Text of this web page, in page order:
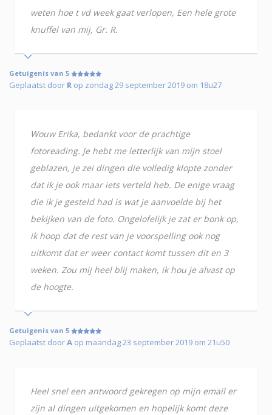
weten hoe t vd week gaat verlopen, Een hele grote
knuffel van mij, Gr. R.
Getuigenis van 5
Geplaatst door R op zondag 29 september 2019 om 18u27
Wouw Erika, bedankt voor de prachtige
fotoreading. Je hebt me letterlijk van mijn stoel
geblazen, je zei dingen die volledig klopte zonder
dat ik je ook maar iets verteld heb. De enige vraag
die ik je gesteld had is wat je aanvoelde bij het
bekijken van de foto. Ongelofelijk je zat er bonk op,
ik hoop dat de rest van je voorspelling ook nog
uitkomt dat er weer contact komt tussen dit en 3
weken. Zou mij heel blij maken, ik hou je alvast op
de hoogte.
Getuigenis van 5
Geplaatst doorA op maandag 23 september 2019 om 21u50
Heel snel een antwoord gekregen op mijn email er
zijn al dingen uitgekomen en hopelijk komt deze